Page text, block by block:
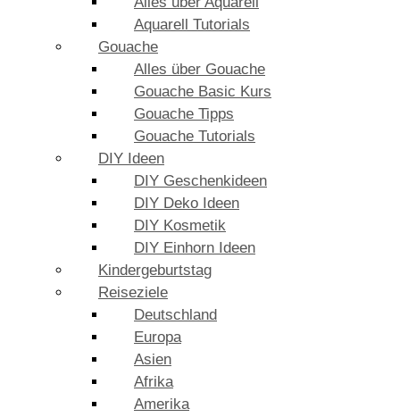
Aquarell Tutorials
Gouache
Alles über Gouache
Gouache Basic Kurs
Gouache Tipps
Gouache Tutorials
DIY Ideen
DIY Geschenkideen
DIY Deko Ideen
DIY Kosmetik
DIY Einhorn Ideen
Kindergeburtstag
Reiseziele
Deutschland
Europa
Asien
Afrika
Amerika